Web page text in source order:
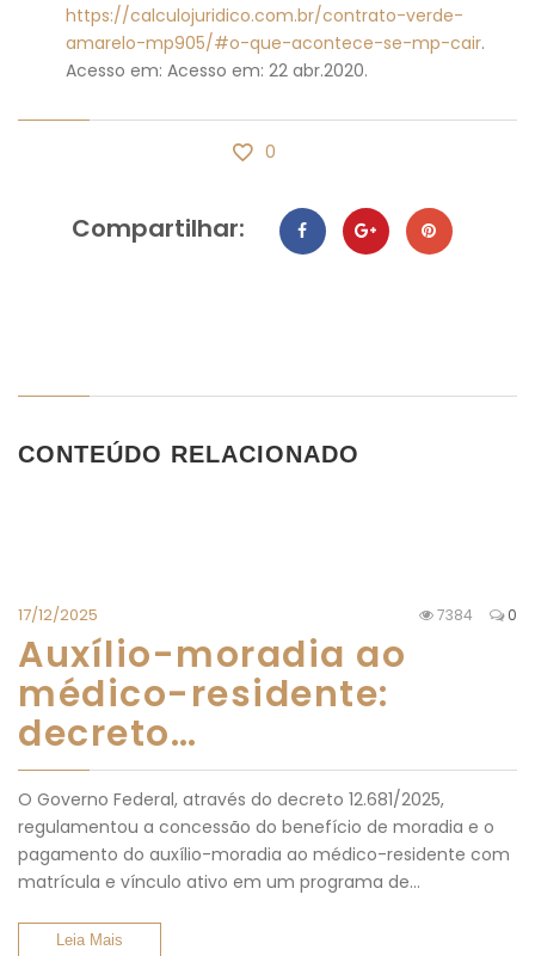
https://calculojuridico.com.br/contrato-verde-
amarelo-mp905/#o-que-acontece-se-mp-cair.
Acesso em: Acesso em: 22 abr.2020.
0
Compartilhar:
CONTEÚDO RELACIONADO
17/12/2025 0
7384
Auxílio-moradia ao
médico-residente:
decreto…
O Governo Federal, através do decreto 12.681/2025,
regulamentou a concessão do benefício de moradia e o
pagamento do auxílio-moradia ao médico-residente com
matrícula e vínculo ativo em um programa de…
Leia Mais